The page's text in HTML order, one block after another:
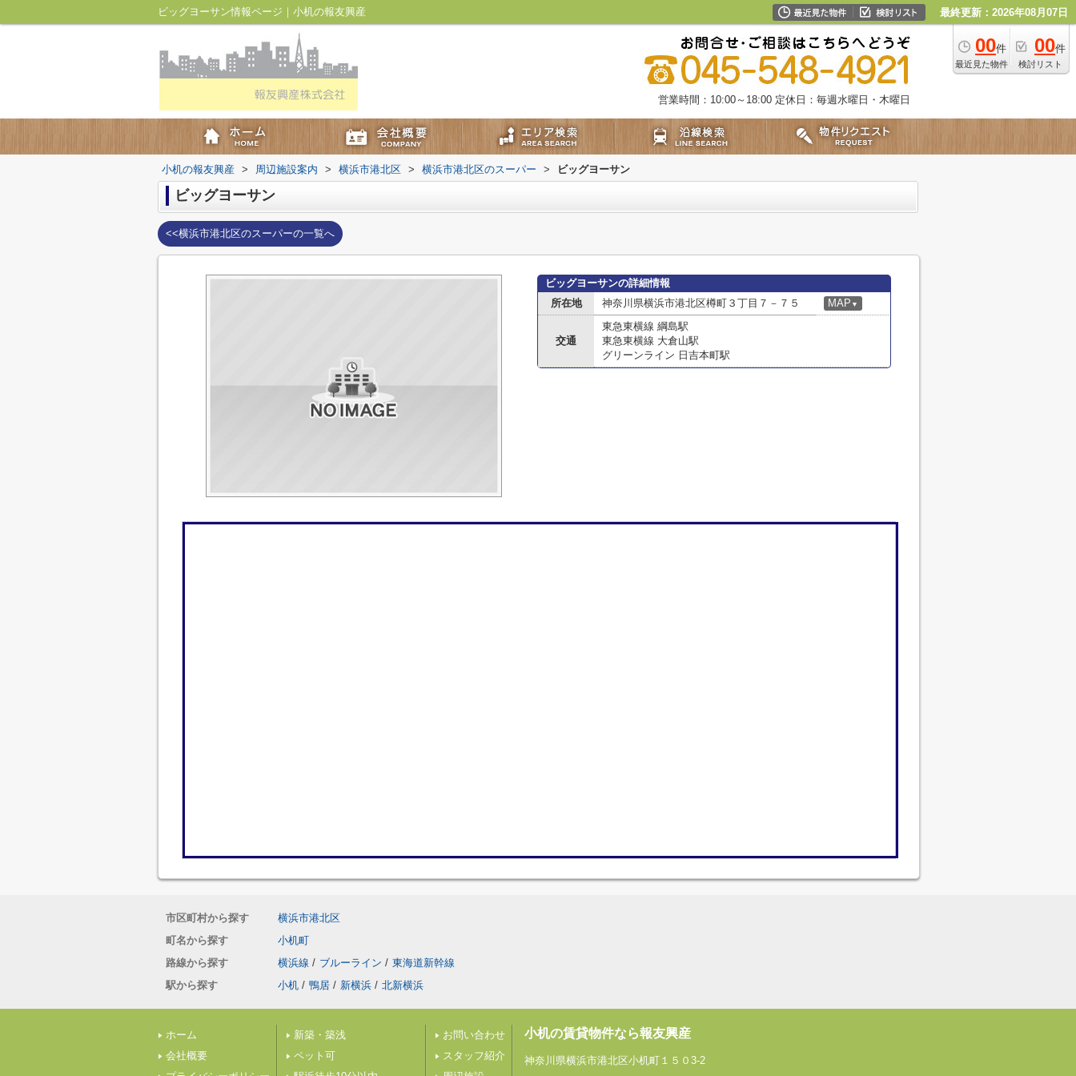
ビッグヨーサン情報ページ｜小机の報友興産 最終更新：2026年08月07日
00件
最近見た物件
00件
検討リスト
営業時間：10:00～18:00 定休日：毎週水曜日・木曜日
小机の報友興産 > 周辺施設案内 > 横浜市港北区 > 横浜市港北区のスーパー > ビッグヨーサン
ビッグヨーサン
<<横浜市港北区のスーパーの一覧へ
ビッグヨーサンの詳細情報
所在地
神奈川県横浜市港北区樽町３丁目７－７５ MAP ▼
交通
東急東横線 綱島駅
東急東横線 大倉山駅
グリーンライン 日吉本町駅
市区町村から探す
横浜市港北区
町名から探す
小机町
路線から探す
横浜線 / ブルーライン / 東海道新幹線
駅から探す
小机 / 鴨居 / 新横浜 / 北新横浜
ホーム
会社概要
新築・築浅
ペット可
お問い合わせ
スタッフ紹介
小机の賃貸物件なら報友興産
神奈川県横浜市港北区小机町１５０3-2